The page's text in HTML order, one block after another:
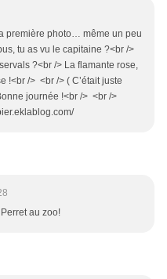
première photo… même un peu
tu as vu le capitaine ?<br />
?<br /> La flamante rose,
!<br /> <br /> ( C’était juste
journée !<br /> <br />
au zoo!